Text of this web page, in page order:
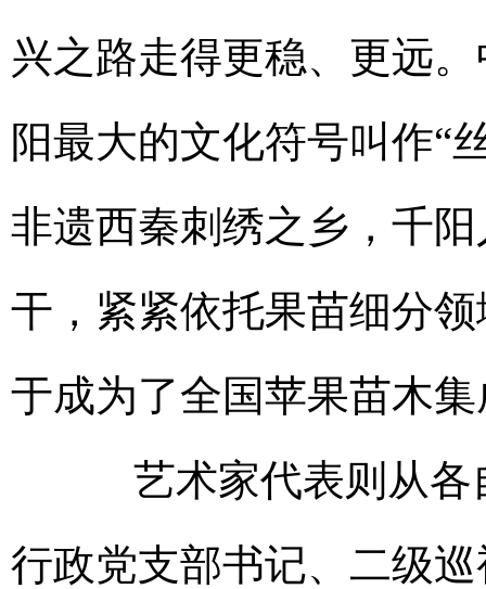
兴之路走得更稳、更远
阳最大的文化符号叫作“
非遗西秦刺绣之乡，千
干，紧紧依托果苗细分
于成为了全国苹果苗木
艺术家代表则从各
行政党支部书记、二级